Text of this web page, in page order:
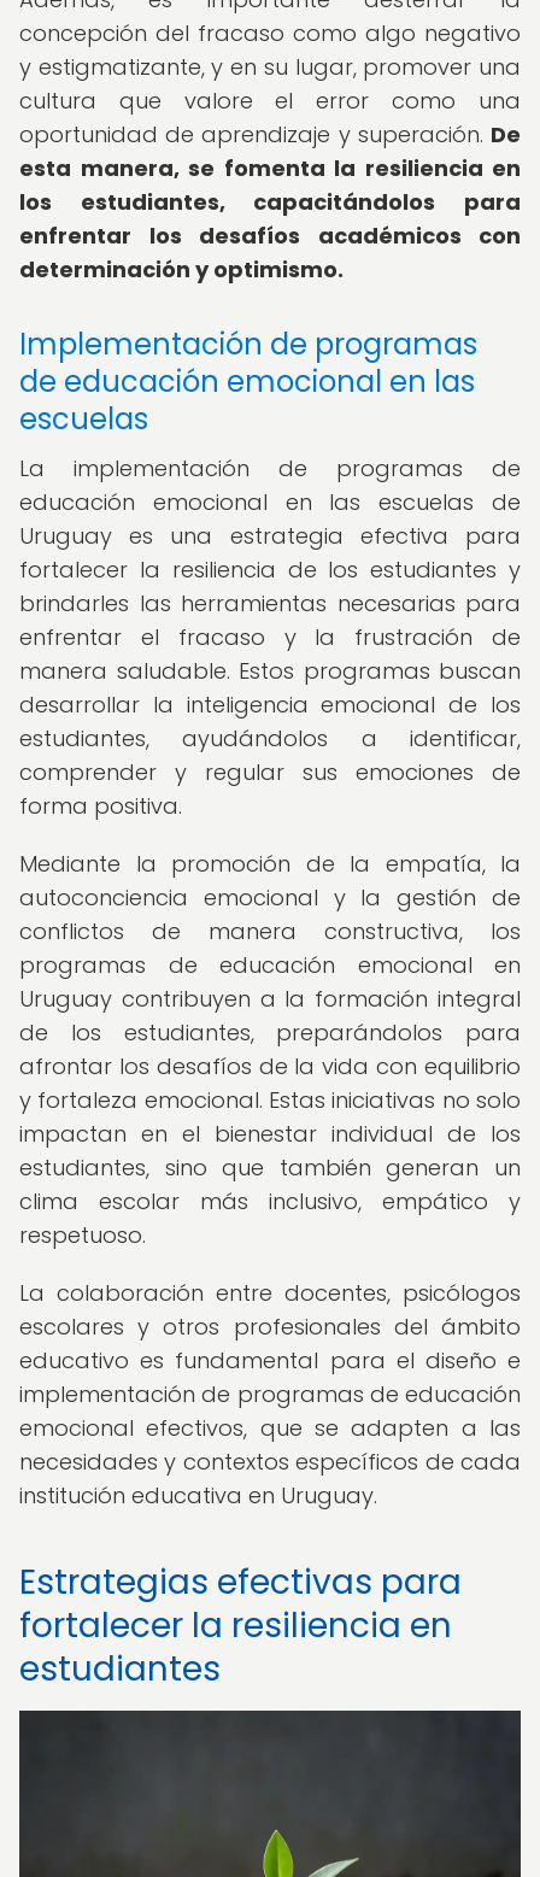
concepción del fracaso como algo negativo
y estigmatizante, y en su lugar, promover una
cultura que valore el error como una
oportunidad de aprendizaje y superación. De
esta manera, se fomenta la resiliencia en
los estudiantes, capacitándolos para
enfrentar los desafíos académicos con
determinación y optimismo.
Implementación de programas
de educación emocional en las
escuelas
La implementación de programas de
educación emocional en las escuelas de
Uruguay es una estrategia efectiva para
fortalecer la resiliencia de los estudiantes y
brindarles las herramientas necesarias para
enfrentar el fracaso y la frustración de
manera saludable. Estos programas buscan
desarrollar la inteligencia emocional de los
estudiantes, ayudándolos a identificar,
comprender y regular sus emociones de
forma positiva.
Mediante la promoción de la empatía, la
autoconciencia emocional y la gestión de
conflictos de manera constructiva, los
programas de educación emocional en
Uruguay contribuyen a la formación integral
de los estudiantes, preparándolos para
afrontar los desafíos de la vida con equilibrio
y fortaleza emocional. Estas iniciativas no solo
impactan en el bienestar individual de los
estudiantes, sino que también generan un
clima escolar más inclusivo, empático y
respetuoso.
La colaboración entre docentes, psicólogos
escolares y otros profesionales del ámbito
educativo es fundamental para el diseño e
implementación de programas de educación
emocional efectivos, que se adapten a las
necesidades y contextos específicos de cada
institución educativa en Uruguay.
Estrategias efectivas para
fortalecer la resiliencia en
estudiantes